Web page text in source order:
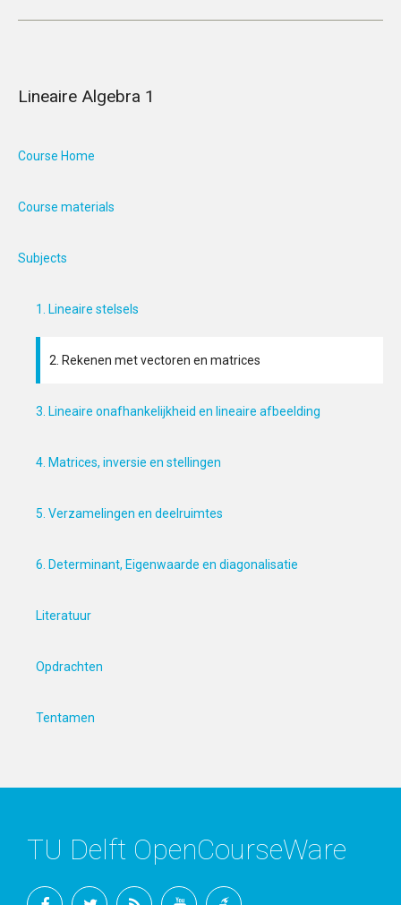
Lineaire Algebra 1
Course Home
Course materials
Subjects
1. Lineaire stelsels
2. Rekenen met vectoren en matrices
3. Lineaire onafhankelijkheid en lineaire afbeelding
4. Matrices, inversie en stellingen
5. Verzamelingen en deelruimtes
6. Determinant, Eigenwaarde en diagonalisatie
Literatuur
Opdrachten
Tentamen
TU Delft OpenCourseWare